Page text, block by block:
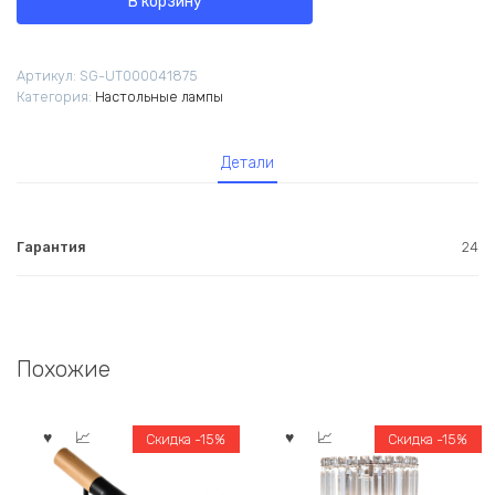
настольная
1T
Inari
Артикул: SG-UT000041875
Категория: Настольные лампы
Детали
Гарантия 24
Похожие
Скидка -15% Скидка -15%